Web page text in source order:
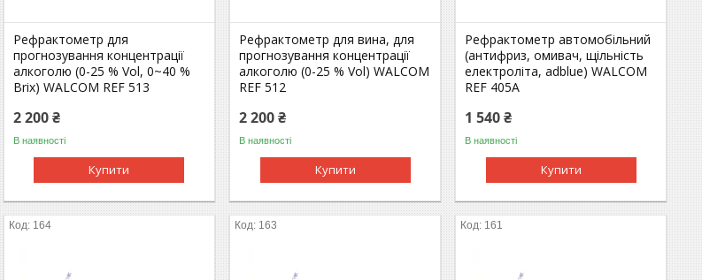
Рефрактометр для
прогнозування концентрації
алкоголю (0-25 % Vol, 0~40 %
Brix) WALCOM REF 513
2 200 ₴
В наявності
Купити
Рефрактометр для вина, для
прогнозування концентрації
алкоголю (0-25 % Vol) WALCOM
REF 512
2 200 ₴
В наявності
Купити
Рефрактометр автомобільний
(антифриз, омивач, щільність
електроліта, adblue) WALCOM
REF 405A
1 540 ₴
В наявності
Купити
164 163 161